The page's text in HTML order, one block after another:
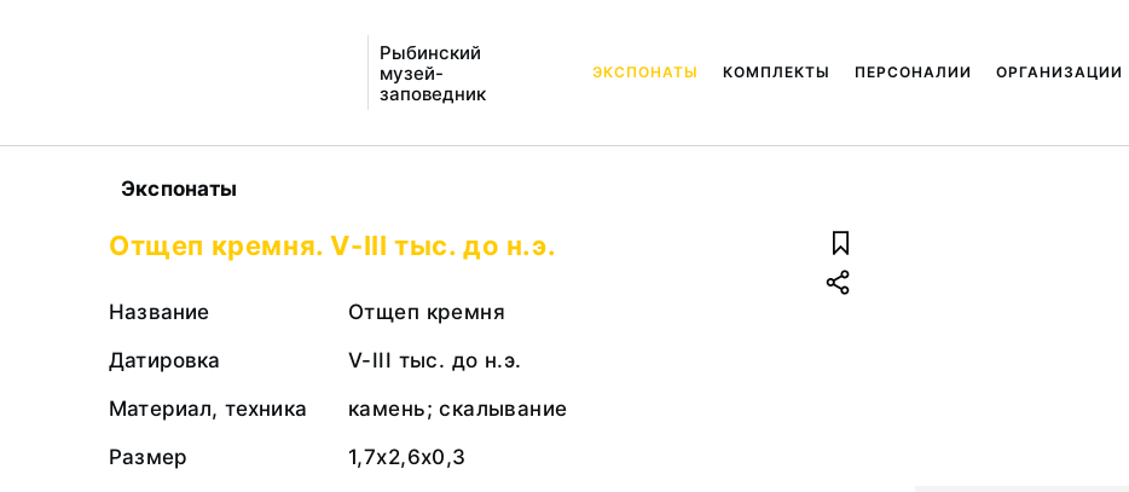
Рыбинский
музей-
заповедник
ЭКСПОНАТЫ КОМПЛЕКТЫ ПЕРСОНАЛИИ ОРГАНИЗАЦИИ
Экспонаты
Отщеп кремня. V-III тыс. до н.э.
Название
Отщеп кремня
Датировка
V-III тыс. до н.э.
Материал, техника
камень; скалывание
Размер
1,7х2,6х0,3